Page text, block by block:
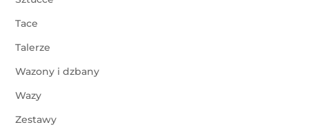
Tace
Talerze
Wazony i dzbany
Wazy
Zestawy